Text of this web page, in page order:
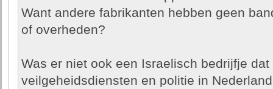
Want andere fabrikanten hebben geen
of overheden?
Was er niet ook een Israelisch bedrijfje
veilgeheidsdiensten en politie in